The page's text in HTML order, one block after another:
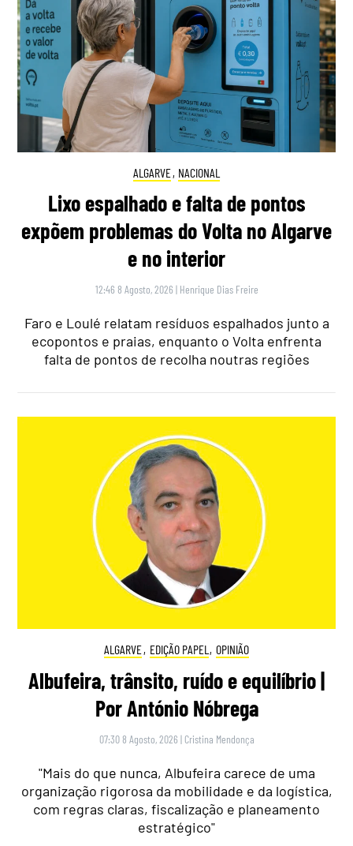
ALGARVE, NACIONAL
Lixo espalhado e falta de pontos
expõem problemas do Volta no Algarve
e no interior
12:46 8 Agosto, 2026 | Henrique Dias Freire
Faro e Loulé relatam resíduos espalhados junto a
ecopontos e praias, enquanto o Volta enfrenta
falta de pontos de recolha noutras regiões
ALGARVE, EDIÇÃO PAPEL , OPINIÃO
Albufeira, trânsito, ruído e equilíbrio |
Por António Nóbrega
07:30 8 Agosto, 2026 | Cristina Mendonça
"Mais do que nunca, Albufeira carece de uma
organização rigorosa da mobilidade e da logística,
com regras claras, fiscalização e planeamento
estratégico"